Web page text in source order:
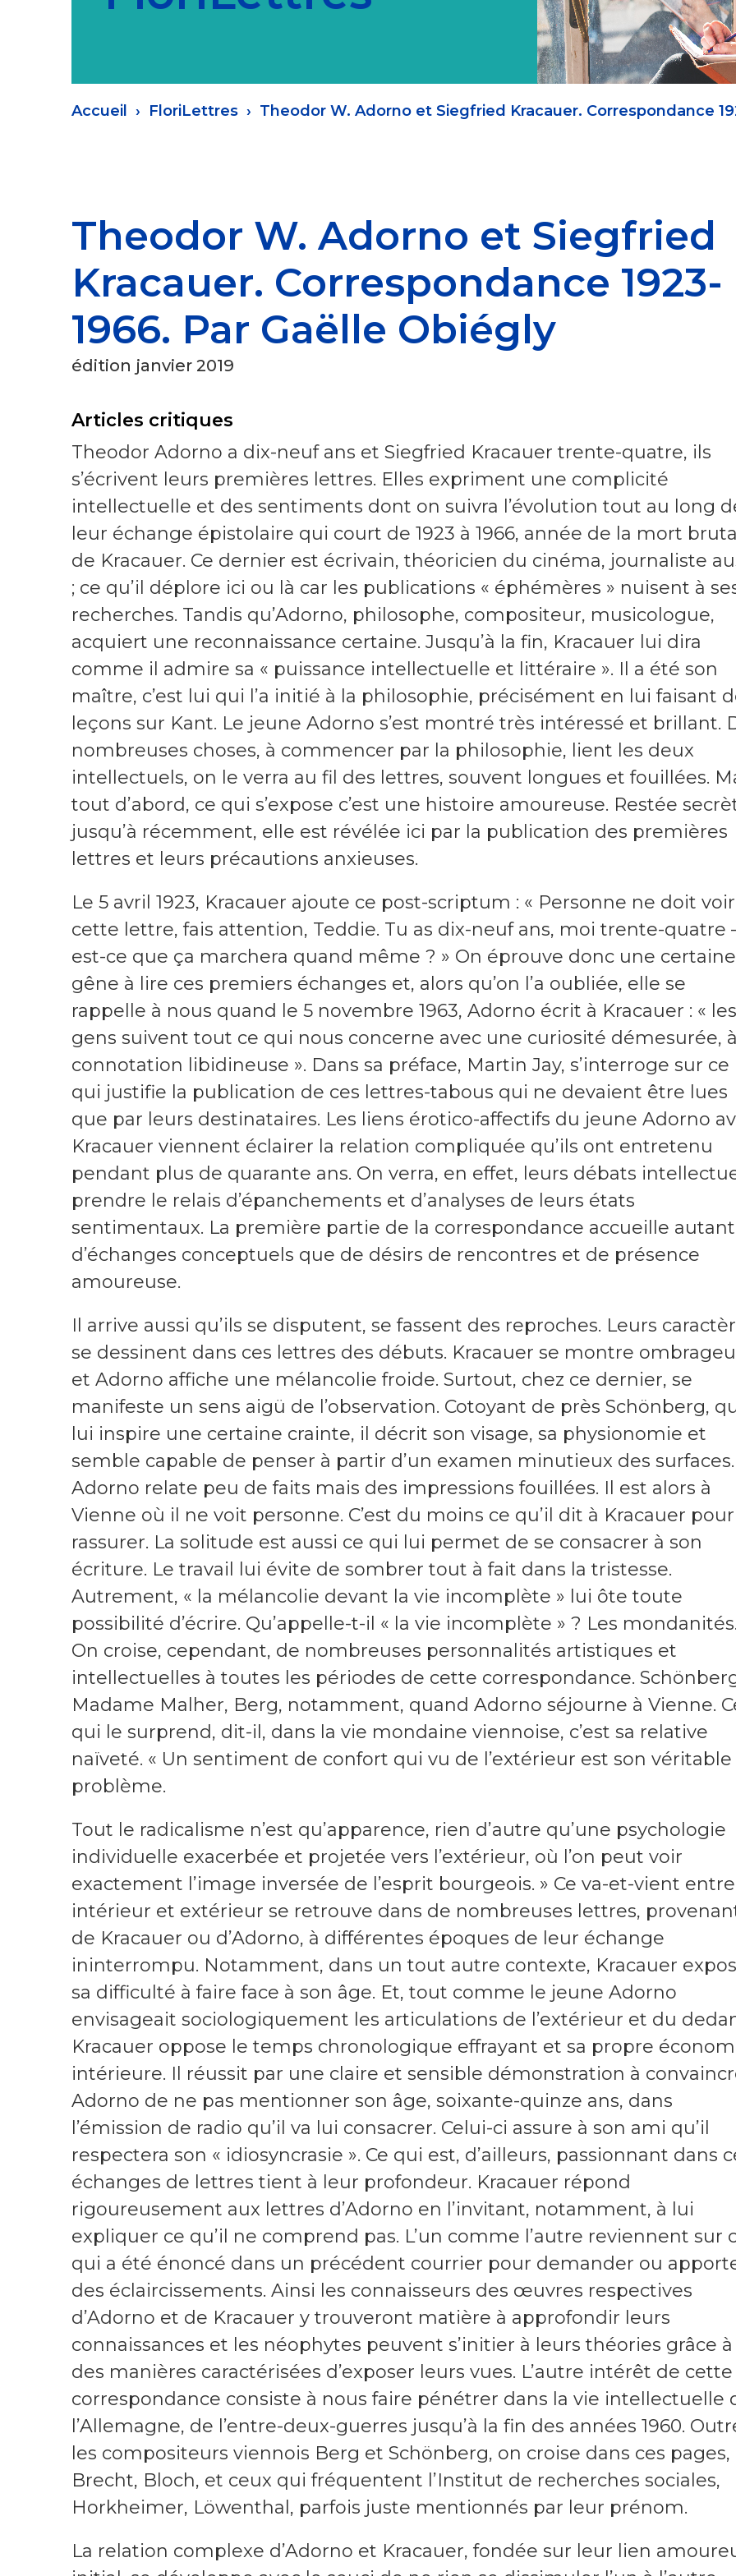
Fil
Accueil FloriLettres Theodor W. Adorno et Siegfried Kracauer. Correspondance
Theodor W. Adorno et Siegfried
Kracauer. Correspondance 1923-
1966. Par Gaëlle Obiégly
édition janvier 2019
Articles critiques
Theodor Adorno a dix-neuf ans et Siegfried Kracauer trente-quatre, ils
s’écrivent leurs premières lettres. Elles expriment une complicité
intellectuelle et des sentiments dont on suivra l’évolution tout au long
leur échange épistolaire qui court de 1923 à 1966, année de la mort
de Kracauer. Ce dernier est écrivain, théoricien du cinéma, journaliste
; ce qu’il déplore ici ou là car les publications « éphémères » nuisent à
recherches. Tandis qu’Adorno, philosophe, compositeur, musicologue,
acquiert une reconnaissance certaine. Jusqu’à la fin, Kracauer lui dira
comme il admire sa « puissance intellectuelle et littéraire ». Il a été son
maître, c’est lui qui l’a initié à la philosophie, précisément en lui faisant
leçons sur Kant. Le jeune Adorno s’est montré très intéressé et brillant.
nombreuses choses, à commencer par la philosophie, lient les deux
intellectuels, on le verra au fil des lettres, souvent longues et fouillées.
tout d’abord, ce qui s’expose c’est une histoire amoureuse. Restée
jusqu’à récemment, elle est révélée ici par la publication des premières
lettres et leurs précautions anxieuses.
Le 5 avril 1923, Kracauer ajoute ce post-scriptum : « Personne ne doit voir
cette lettre, fais attention, Teddie. Tu as dix-neuf ans, moi trente-quatre
est-ce que ça marchera quand même ? » On éprouve donc une certaine
gêne à lire ces premiers échanges et, alors qu’on l’a oubliée, elle se
rappelle à nous quand le 5 novembre 1963, Adorno écrit à Kracauer : « les
gens suivent tout ce qui nous concerne avec une curiosité démesurée, à
connotation libidineuse ». Dans sa préface, Martin Jay, s’interroge sur ce
qui justifie la publication de ces lettres-tabous qui ne devaient être lues
que par leurs destinataires. Les liens érotico-affectifs du jeune Adorno
Kracauer viennent éclairer la relation compliquée qu’ils ont entretenu
pendant plus de quarante ans. On verra, en effet, leurs débats
prendre le relais d’épanchements et d’analyses de leurs états
sentimentaux. La première partie de la correspondance accueille autant
d’échanges conceptuels que de désirs de rencontres et de présence
amoureuse.
Il arrive aussi qu’ils se disputent, se fassent des reproches. Leurs
se dessinent dans ces lettres des débuts. Kracauer se montre
et Adorno affiche une mélancolie froide. Surtout, chez ce dernier, se
manifeste un sens aigü de l’observation. Cotoyant de près Schönberg,
lui inspire une certaine crainte, il décrit son visage, sa physionomie et
semble capable de penser à partir d’un examen minutieux des surfaces.
Adorno relate peu de faits mais des impressions fouillées. Il est alors à
Vienne où il ne voit personne. C’est du moins ce qu’il dit à Kracauer
rassurer. La solitude est aussi ce qui lui permet de se consacrer à son
écriture. Le travail lui évite de sombrer tout à fait dans la tristesse.
Autrement, « la mélancolie devant la vie incomplète » lui ôte toute
possibilité d’écrire. Qu’appelle-t-il « la vie incomplète » ? Les mondanités.
On croise, cependant, de nombreuses personnalités artistiques et
intellectuelles à toutes les périodes de cette correspondance.
Madame Malher, Berg, notamment, quand Adorno séjourne à Vienne.
qui le surprend, dit-il, dans la vie mondaine viennoise, c’est sa relative
naïveté. « Un sentiment de confort qui vu de l’extérieur est son véritable
problème.
Tout le radicalisme n’est qu’apparence, rien d’autre qu’une psychologie
individuelle exacerbée et projetée vers l’extérieur, où l’on peut voir
exactement l’image inversée de l’esprit bourgeois. » Ce va-et-vient entre
intérieur et extérieur se retrouve dans de nombreuses lettres,
de Kracauer ou d’Adorno, à différentes époques de leur échange
ininterrompu. Notamment, dans un tout autre contexte, Kracauer
sa difficulté à faire face à son âge. Et, tout comme le jeune Adorno
envisageait sociologiquement les articulations de l’extérieur et du
Kracauer oppose le temps chronologique effrayant et sa propre
intérieure. Il réussit par une claire et sensible démonstration à
Adorno de ne pas mentionner son âge, soixante-quinze ans, dans
l’émission de radio qu’il va lui consacrer. Celui-ci assure à son ami qu’il
respectera son « idiosyncrasie ». Ce qui est, d’ailleurs, passionnant dans
échanges de lettres tient à leur profondeur. Kracauer répond
rigoureusement aux lettres d’Adorno en l’invitant, notamment, à lui
expliquer ce qu’il ne comprend pas. L’un comme l’autre reviennent sur
qui a été énoncé dans un précédent courrier pour demander ou
des éclaircissements. Ainsi les connaisseurs des œuvres respectives
d’Adorno et de Kracauer y trouveront matière à approfondir leurs
connaissances et les néophytes peuvent s’initier à leurs théories grâce à
des manières caractérisées d’exposer leurs vues. L’autre intérêt de cette
correspondance consiste à nous faire pénétrer dans la vie intellectuelle
l’Allemagne, de l’entre-deux-guerres jusqu’à la fin des années 1960.
les compositeurs viennois Berg et Schönberg, on croise dans ces pages,
Brecht, Bloch, et ceux qui fréquentent l’Institut de recherches sociales,
Horkheimer, Löwenthal, parfois juste mentionnés par leur prénom.
La relation complexe d’Adorno et Kracauer, fondée sur leur lien